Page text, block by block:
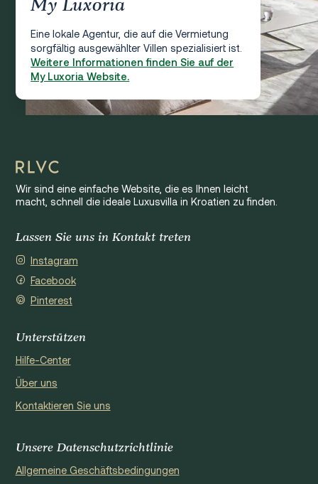
My Luxoria
Eine lokale Agentur, die auf die Vermietung
sorgfältig ausgewählter Villen spezialisiert ist.
Weitere Informationen finden Sie auf der
My Luxoria Website.
Wir sind eine einfache Website, die es Ihnen leicht
macht, schnell die ideale Luxusvilla in Kroatien zu finden.
Lassen Sie uns in Kontakt treten
Instagram
Facebook
Pinterest
Unterstützen
Hilfe-Center
Über uns
Kontaktieren Sie uns
Unsere Datenschutzrichtlinie
Allgemeine Geschäftsbedingungen